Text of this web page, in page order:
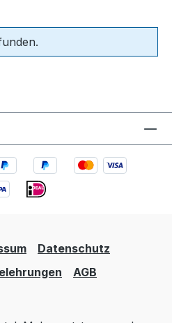
Datenschutz
AGB